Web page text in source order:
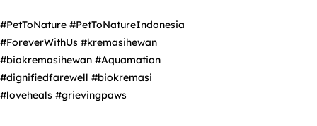
#PetToNature #PetToNatureIndonesia
#ForeverWithUs #kremasihewan
#biokremasihewan #Aquamation
#dignifiedfarewell #biokremasi
#loveheals #grievingpaws